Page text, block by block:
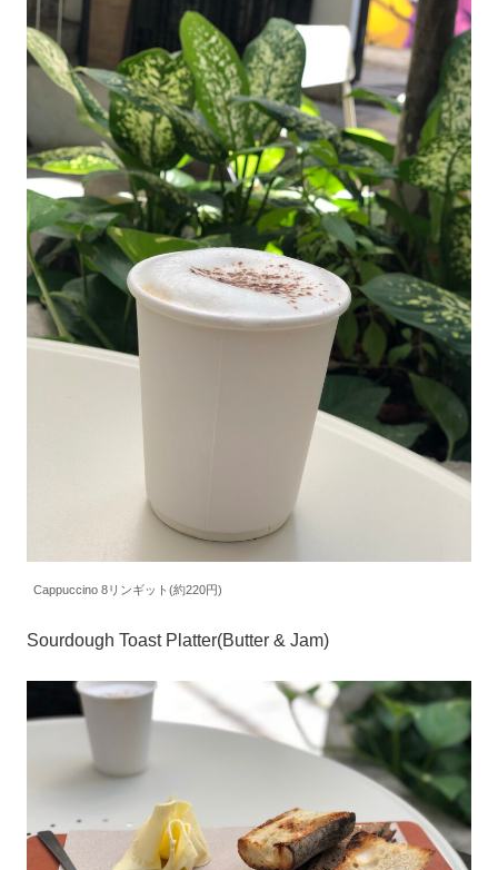
Cappuccino 8リンギット(約220円)
Sourdough Toast Platter(Butter & Jam)